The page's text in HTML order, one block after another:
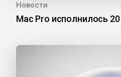
Новости
Mac Pro исполнилось